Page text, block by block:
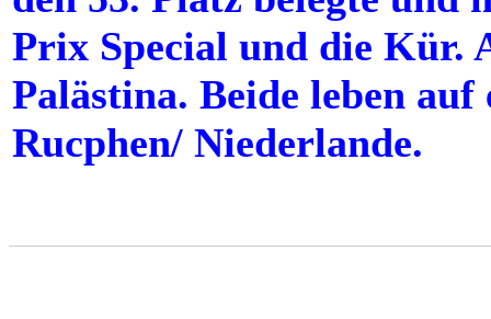
Prix Special und die Kür.
Palästina. Beide leben
Rucphen/ Niederlande.